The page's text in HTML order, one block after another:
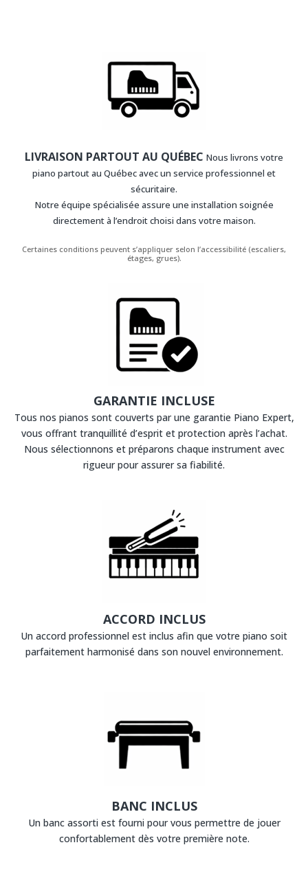
LIVRAISON PARTOUT AU QUÉBEC Nous livrons votre
piano partout au Québec avec un service professionnel et
sécuritaire.
Notre équipe spécialisée assure une installation soignée
directement à l’endroit choisi dans votre maison.
Certaines conditions peuvent s’appliquer selon l’accessibilité (escaliers,
étages, grues).
GARANTIE INCLUSE
Tous nos pianos sont couverts par une garantie Piano Expert,
vous offrant tranquillité d’esprit et protection après l’achat.
Nous sélectionnons et préparons chaque instrument avec
rigueur pour assurer sa fiabilité.
ACCORD INCLUS
Un accord professionnel est inclus afin que votre piano soit
parfaitement harmonisé dans son nouvel environnement.
BANC INCLUS
Un banc assorti est fourni pour vous permettre de jouer
confortablement dès votre première note.